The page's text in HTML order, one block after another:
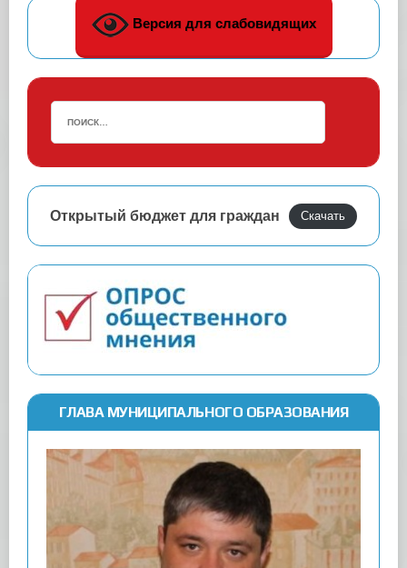
Версия для слабовидящих
Открытый бюджет для граждан Скачать
ГЛАВА МУНИЦИПАЛЬНОГО ОБРАЗОВАНИЯ